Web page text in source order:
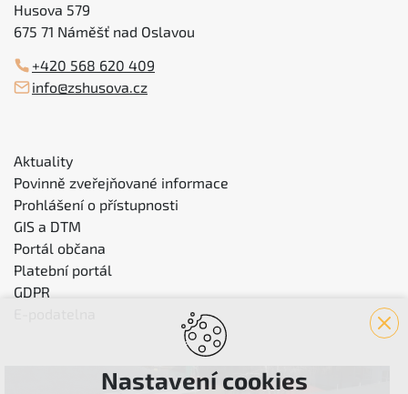
Husova 579
675 71 Náměšť nad Oslavou
+420 568 620 409
info@zshusova.cz
Aktuality
Povinně zveřejňované informace
Prohlášení o přístupnosti
GIS a DTM
Portál občana
Platební portál
GDPR
Nastavení cookies